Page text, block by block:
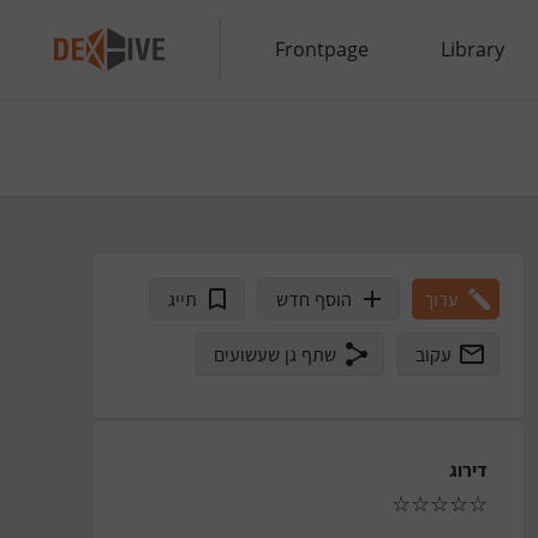
Frontpage Library
ערוך הוסף חדש תייג
עקוב שתף גן שעשועים
דירוג
☆
☆
☆
☆
☆